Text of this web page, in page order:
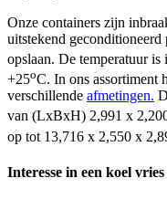
Onze containers zijn
uitstekend geconditioneerd
opslaan. De temperatuur
+25oC. In ons assortiment
verschillende afmetingen.
van (LxBxH) 2,991 x
op tot 13,716 x 2,550 x
Interesse in een koel